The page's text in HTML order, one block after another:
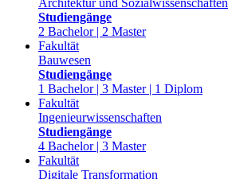
Architektur und Sozialwissenschaften
Studiengänge
2 Bachelor | 2 Master
Fakultät
Bauwesen
Studiengänge
1 Bachelor | 3 Master | 1 Diplom
Fakultät
Ingenieurwissenschaften
Studiengänge
4 Bachelor | 3 Master
Fakultät
Digitale Transformation